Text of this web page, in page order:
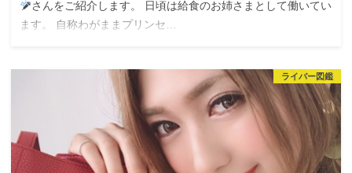
さんをご紹介します。 日頃は給食のお姉さまとして働いてい
ます。 自称わがままプリンセ…
ライバー図鑑